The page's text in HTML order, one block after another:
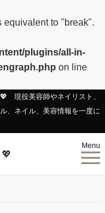
equivalent to "break".
plugins/all-in-
on line
現役美容師やネイリスト、
、ネイル、美容情報を一度に
Menu